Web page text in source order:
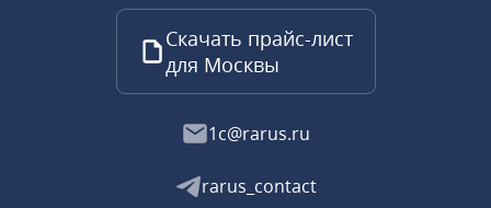
Скачать прайс-лист
для Москвы
1c@rarus.ru
rarus_contact